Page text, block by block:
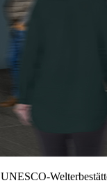
UNESCO-